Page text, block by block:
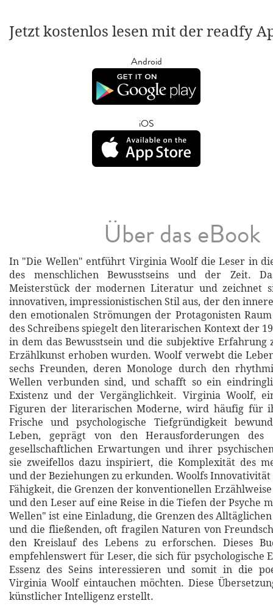
Jetzt kostenlos lesen mit der readfy
Android
iOS
Über das eBook
In "Die Wellen" entführt Virginia Woolf die Leser in
des menschlichen Bewusstseins und der Zeit.
Meisterstück der modernen Literatur und zeichnet
innovativen, impressionistischen Stil aus, der den
den emotionalen Strömungen der Protagonisten
des Schreibens spiegelt den literarischen Kontext der
in dem das Bewusstsein und die subjektive Erfahrung
Erzählkunst erhoben wurden. Woolf verwebt die
sechs Freunden, deren Monologe durch den
Wellen verbunden sind, und schafft so ein
Existenz und der Vergänglichkeit. Virginia Woolf,
Figuren der literarischen Moderne, wird häufig für
Frische und psychologische Tiefgründigkeit
Leben, geprägt von den Herausforderungen des
gesellschaftlichen Erwartungen und ihrer
sie zweifellos dazu inspiriert, die Komplexität des
und der Beziehungen zu erkunden. Woolfs
Fähigkeit, die Grenzen der konventionellen
und den Leser auf eine Reise in die Tiefen der Psyche
Wellen" ist eine Einladung, die Grenzen des
und die fließenden, oft fragilen Naturen von
den Kreislauf des Lebens zu erforschen. Dieses
empfehlenswert für Leser, die sich für psychologische
Essenz des Seins interessieren und somit in die
Virginia Woolf eintauchen möchten. Diese
künstlicher Intelligenz erstellt.